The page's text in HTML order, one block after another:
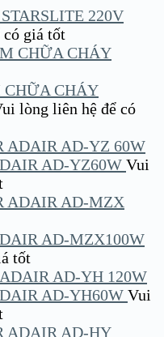
220V
giá tốt
CHÁY
lòng liên hệ để có
AD-YZ60W Vui
AD-MZX100W
tốt
AD-YH60W Vui